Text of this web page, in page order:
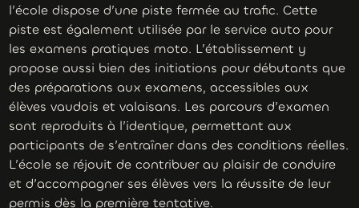
l’école dispose d’une piste fermée au trafic. Cette
piste est également utilisée par le service auto pour
les examens pratiques moto. L’établissement y
propose aussi bien des initiations pour débutants que
des préparations aux examens, accessibles aux
élèves vaudois et valaisans. Les parcours d’examen
sont reproduits à l’identique, permettant aux
participants de s’entraîner dans des conditions réelles.
L’école se réjouit de contribuer au plaisir de conduire
et d’accompagner ses élèves vers la réussite de leur
permis dès la première tentative.